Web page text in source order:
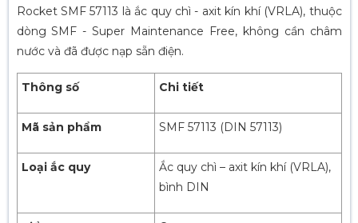
Rocket SMF 57113 là ắc quy chì - axit kín khí (VRLA), thuộc
dòng SMF - Super Maintenance Free, không cần châm
nước và đã được nạp sẵn điện.
Thông số Chi tiết
Mã sản phẩm SMF 57113 (DIN 57113)
Loại ắc quy
Ắc quy chì – axit kín khí (VRLA),
bình DIN